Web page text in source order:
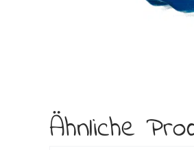
Ähnliche